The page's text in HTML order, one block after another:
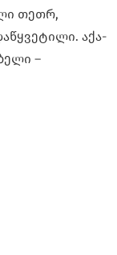
თეთრ,
აქა-
–